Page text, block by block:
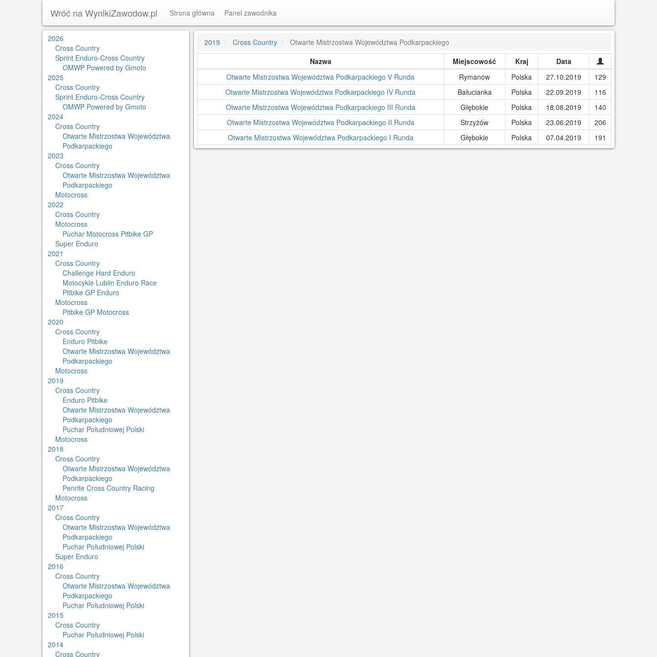
Wróć na WynikiZawodow.pl Strona główna Panel zawodnika
2026
Cross Country
Sprint Enduro-Cross Country
OMWP Powered by Gmoto
2025
Cross Country
Sprint Enduro-Cross Country
OMWP Powered by Gmoto
2024
Cross Country
Otwarte Mistrzostwa Województwa
Podkarpackiego
2023
Cross Country
Otwarte Mistrzostwa Województwa
Podkarpackiego
Motocross
2022
Cross Country
Motocross
Puchar Motocross Pitbike GP
Super Enduro
2021
Cross Country
Challenge Hard Enduro
Motocykle Lublin Enduro Race
Pitbike GP Enduro
Motocross
Pitbike GP Motocross
2020
Cross Country
Enduro Pitbike
Otwarte Mistrzostwa Województwa
Podkarpackiego
Motocross
2019
Cross Country
Enduro Pitbike
Otwarte Mistrzostwa Województwa
Podkarpackiego
Puchar Południowej Polski
Motocross
2018
Cross Country
Otwarte Mistrzostwa Województwa
Podkarpackiego
Penrite Cross Country Racing
Motocross
2017
Cross Country
Otwarte Mistrzostwa Województwa
Podkarpackiego
Puchar Południowej Polski
Super Enduro
2016
Cross Country
Otwarte Mistrzostwa Województwa
Podkarpackiego
Puchar Południowej Polski
2015
Cross Country
Puchar Południowej Polski
2014
Cross Country
2019 Cross Country
Otwarte Mistrzostwa Województwa Podkarpackiego
Nazwa
Miejscowość Kraj
Data
Otwarte Mistrzostwa Województwa Podkarpackiego V Runda
Rymanów Polska 27.10.2019
129
Otwarte Mistrzostwa Województwa Podkarpackiego IV Runda
Bałucianka Polska 22.09.2019
116
Otwarte Mistrzostwa Województwa Podkarpackiego III Runda
Głębokie Polska 18.08.2019
140
Otwarte Mistrzostwa Województwa Podkarpackiego II Runda
Strzyżów Polska 23.06.2019
206
Otwarte Mistrzostwa Województwa Podkarpackiego I Runda
Głębokie Polska 07.04.2019 191